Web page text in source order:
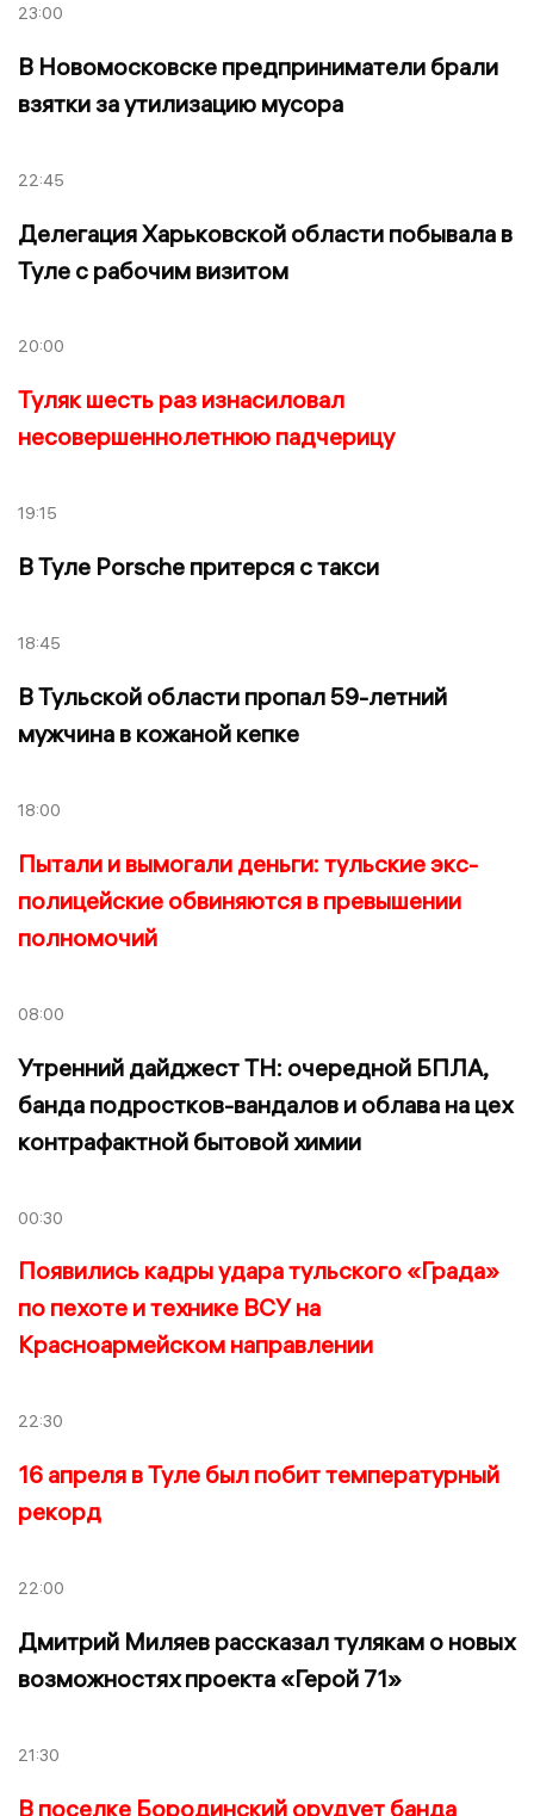
23:00
В Новомосковске предприниматели брали
взятки за утилизацию мусора
22:45
Делегация Харьковской области побывала в
Туле с рабочим визитом
20:00
Туляк шесть раз изнасиловал
несовершеннолетнюю падчерицу
19:15
В Туле Porsche притерся с такси
18:45
В Тульской области пропал 59-летний
мужчина в кожаной кепке
18:00
Пытали и вымогали деньги: тульские экс-
полицейские обвиняются в превышении
полномочий
08:00
Утренний дайджест ТН: очередной БПЛА,
банда подростков-вандалов и облава на цех
контрафактной бытовой химии
00:30
Появились кадры удара тульского «Града»
по пехоте и технике ВСУ на
Красноармейском направлении
22:30
16 апреля в Туле был побит температурный
рекорд
22:00
Дмитрий Миляев рассказал тулякам о новых
возможностях проекта «Герой 71»
21:30
В поселке Бородинский орудует банда